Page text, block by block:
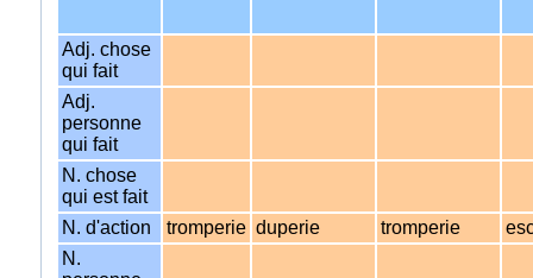
Adj. chose
qui fait
Adj.
personne
qui fait
N. chose
qui est fait
N. d'action
tromperie duperie tromperie
N.